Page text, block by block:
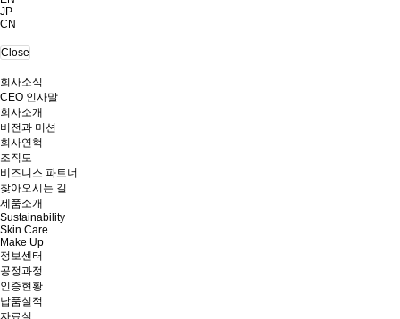
JP
CN
Close
회사소식
CEO 인사말
회사소개
비전과 미션
회사연혁
조직도
비즈니스 파트너
찾아오시는 길
제품소개
Sustainability
Skin Care
Make Up
정보센터
공정과정
인증현황
납품실적
자료실